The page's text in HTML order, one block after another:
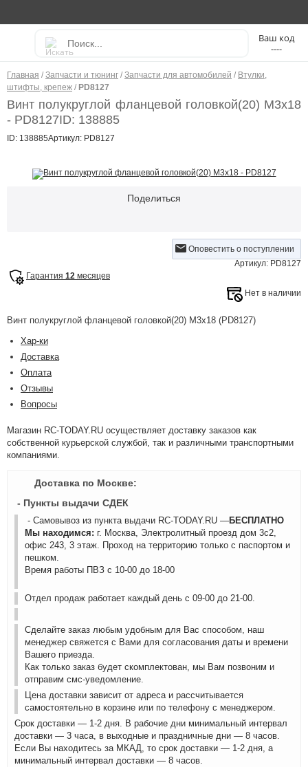
----
Главная / Запчасти и тюнинг / Запчасти для автомобилей / Втулки,
штифты, крепеж / PD8127
Винт полукруглой фланцевой головкой(20) M3x18
- PD8127ID: 138885
ID: 138885Артикул: PD8127
Поделиться
Оповестить о поступлении
Артикул: PD8127
Гарантия 12 месяцев
Нет в наличии
Винт полукруглой фланцевой головкой(20) M3x18 (PD8127)
Хар-ки
Доставка
Оплата
Отзывы
Вопросы
Магазин RC-TODAY.RU осуществляет доставку заказов как
собственной курьерской службой, так и различными транспортными
компаниями.
Доставка по Москве:
- Пункты выдачи СДЕК
- Самовывоз из пункта выдачи RC-TODAY.RU —БЕСПЛАТНО
Мы находимся: г. Москва, Электролитный проезд дом 3с2,
офис 243, 3 этаж. Проход на территорию только с паспортом и
пешком.
Время работы ПВЗ с 10-00 до 18-00
Отдел продаж работает каждый день с 09-00 до 21-00.
Сделайте заказ любым удобным для Вас способом, наш
менеджер свяжется с Вами для согласования даты и времени
Вашего приезда.
Как только заказ будет скомплектован, мы Вам позвоним и
отправим смс-уведомление.
Цена доставки зависит от адреса и рассчитывается
самостоятельно в корзине или по телефону с менеджером.
Срок доставки — 1-2 дня. В рабочие дни минимальный интервал
доставки — 3 часа, в выходные и праздничные дни — 8 часов.
Если Вы находитесь за МКАД, то срок доставки — 1-2 дня, а
минимальный интервал доставки — 8 часов.